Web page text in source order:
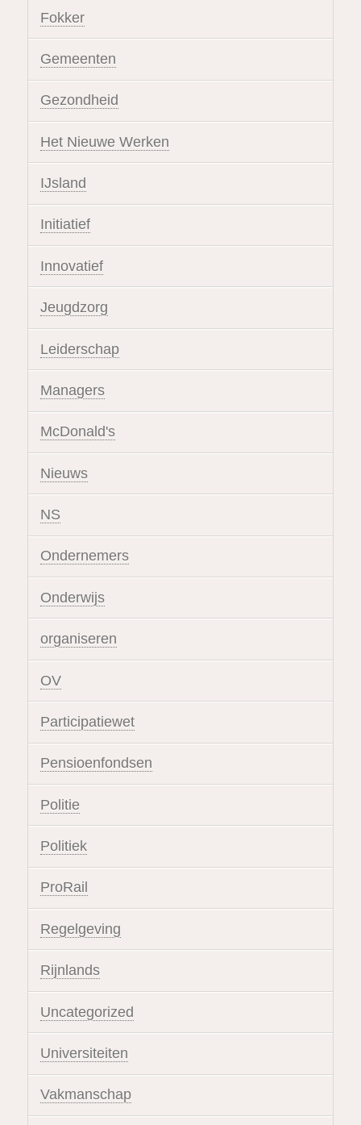
Fokker
Gemeenten
Gezondheid
Het Nieuwe Werken
IJsland
Initiatief
Innovatief
Jeugdzorg
Leiderschap
Managers
McDonald's
Nieuws
NS
Ondernemers
Onderwijs
organiseren
OV
Participatiewet
Pensioenfondsen
Politie
Politiek
ProRail
Regelgeving
Rijnlands
Uncategorized
Universiteiten
Vakmanschap